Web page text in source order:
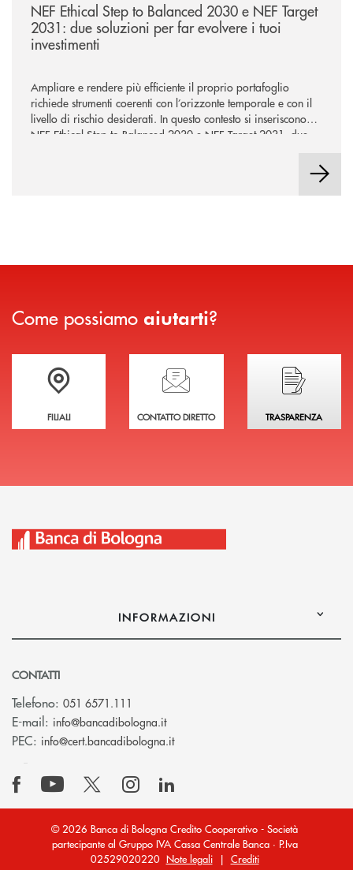
NEF Ethical Step to Balanced 2030 e NEF Target
2031: due soluzioni per far evolvere i tuoi
investimenti
Ampliare e rendere più efficiente il proprio portafoglio
richiede strumenti coerenti con l’orizzonte temporale e con il
livello di rischio desiderati. In questo contesto si inseriscono
NEF Ethical Step to Balanced 2030 e NEF Target 2031, due
Come possiamo aiutarti?
Trova la filiale più vicina a te
FILIALI
Hai bisogno di assistenza immediata?
CONTATTO DIRETTO
Hai bisogno di
TRASPARENZA
INFORMAZIONI
CONTATTI
Telefono: 051 6571.111
E-mail: info@bancadibologna.it(si apre l’app di posta elettronica)
PEC: info@cert.bancadibologna.it(si apre l’app di posta
© 2026 Banca di Bologna Credito Cooperativo - Società
partecipante al Gruppo IVA Cassa Centrale Banca · P.Iva
02529020220 Note legali| Crediti